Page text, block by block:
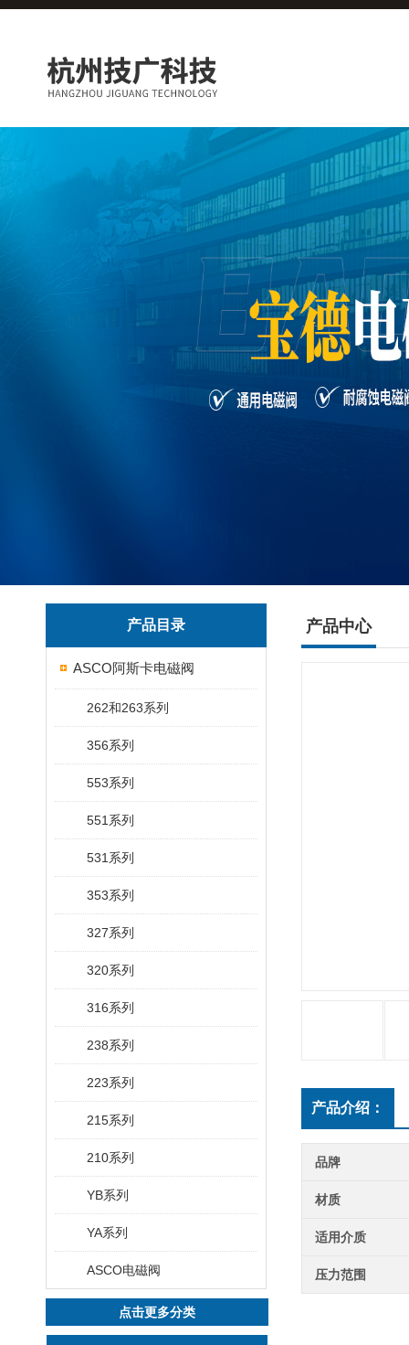
产品目录
ASCO阿斯卡电磁阀
262和263系列
356系列
553系列
551系列
531系列
353系列
327系列
320系列
316系列
238系列
223系列
215系列
210系列
YB系列
YA系列
ASCO电磁阀
点击更多分类
产品中心
产品介绍：
品牌
材质
适用介质
压力范围